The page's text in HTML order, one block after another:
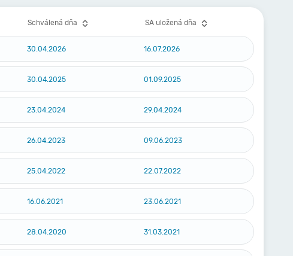
Schválená dňa SA uložená dňa
30.04.2026 16.07.2026
30.04.2025 01.09.2025
23.04.2024 29.04.2024
26.04.2023 09.06.2023
25.04.2022 22.07.2022
16.06.2021 23.06.2021
28.04.2020 31.03.2021